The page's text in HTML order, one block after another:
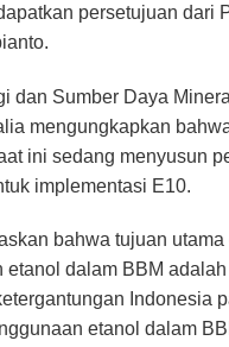
persetujuan dari
dan Sumber Daya
mengungkapkan
ini sedang menyusun
implementasi E10.
bahwa tujuan utama
etanol dalam BBM
Indonesia
etanol dalam